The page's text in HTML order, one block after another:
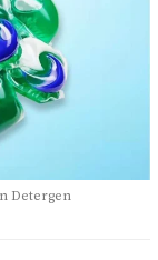
Detergen